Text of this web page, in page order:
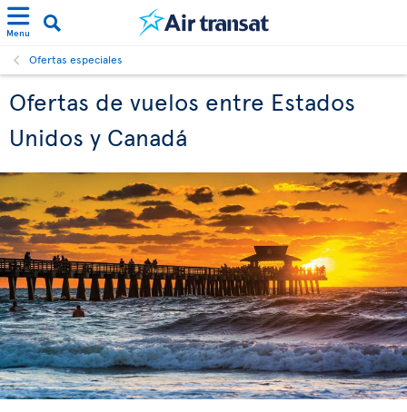
Menu
Ofertas especiales
Ofertas de vuelos entre Estados
Unidos y Canadá